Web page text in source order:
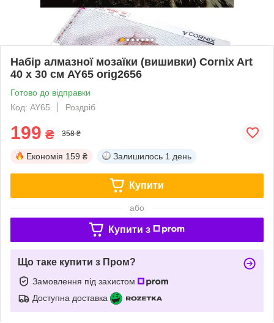
Набір алмазної мозаїки (вишивки) Cornix Art
40 x 30 см AY65 orig2656
Готово до відправки
Код: AY65
Роздріб
199 ₴ 358 ₴
Економія 159 ₴ Залишилось 1 день
Купити
або
Купити з
Що таке купити з Пром?
Замовлення під захистом
Доступна доставка